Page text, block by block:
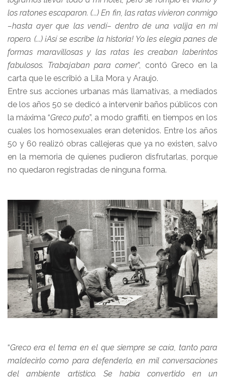
los ratones escaparon. (...) En fin, las ratas vivieron conmigo
–hasta ayer que las vendí– dentro de una valija en mi
ropero. (...) ¡Así se escribe la historia! Yo les elegía panes de
formas maravillosas y las ratas les creaban laberintos
fabulosos. Trabajaban para comer”, contó Greco en la
carta que le escribió a Lila Mora y Araujo.
Entre sus acciones urbanas más llamativas, a mediados
de los años 50 se dedicó a intervenir baños públicos con
la máxima “Greco puto”, a modo graffiti, en tiempos en los
cuales los homosexuales eran detenidos. Entre los años
50 y 60 realizó obras callejeras que ya no existen, salvo
en la memoria de quienes pudieron disfrutarlas, porque
no quedaron registradas de ninguna forma.
“Greco era el tema en el que siempre se caía, tanto para
maldecirlo como para defenderlo, en mil conversaciones
del ambiente artístico. Se había convertido en un